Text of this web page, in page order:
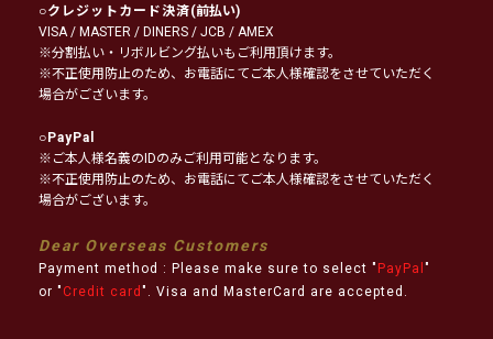
○クレジットカード決済(前払い)
VISA / MASTER / DINERS / JCB / AMEX
※分割払い・リボルビング払いもご利用頂けます。
※不正使用防止のため、お電話にてご本人様確認をさせていただく
場合がございます。
○PayPal
※ご本人様名義のIDのみご利用可能となります。
※不正使用防止のため、お電話にてご本人様確認をさせていただく
場合がございます。
Dear Overseas Customers
Payment method : Please make sure to select " PayPal "
or " Credit card ". Visa and MasterCard are accepted.